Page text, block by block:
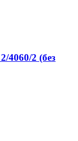
4060/2 (без